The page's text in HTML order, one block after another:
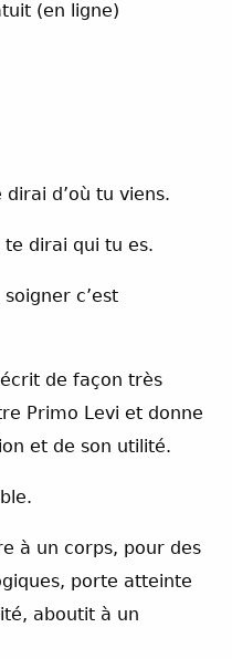
(en ligne)
dirai d’où tu viens.
te dirai qui tu es.
c’est
de façon très
Primo Levi et donne
et de son utilité.
à un corps, pour des
porte atteinte
aboutit à un